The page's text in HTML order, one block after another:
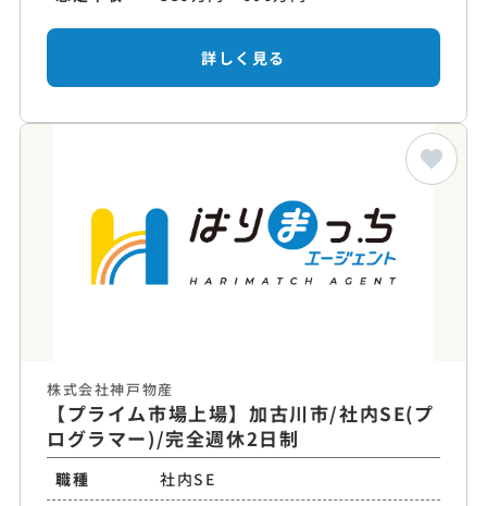
詳しく見る
株式会社神戸物産
【プライム市場上場】加古川市/社内SE(プ
ログラマー)/完全週休2日制
職種 社内SE